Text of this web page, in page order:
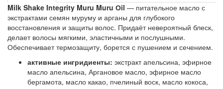
Milk Shake Integrity Muru Muru Оil — питательное масло с
экстрактами семян муруму и арганы для глубокого
восстановления и защиты волос. Придаёт невероятный блеск,
делает волосы мягкими, эластичными и послушными.
Обеспечивает термозащиту, борется с пушением и сечением.
активные ингридиенты: экстракт апельсина, эфирное
масло апельсина, Аргановое масло, эфирное масло
бергамота, масло какао, пчелиный воск, масло кокоса,